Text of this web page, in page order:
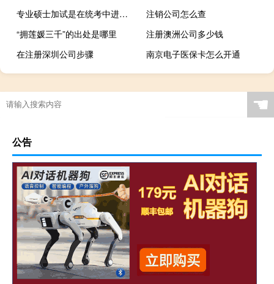
专业硕士加试是在统考中进行的吗
注销公司怎么查
“拥莲媛三千”的出处是哪里
注册澳洲公司多少钱
在注册深圳公司步骤
南京电子医保卡怎么开通
☚
公告